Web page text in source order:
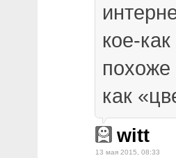
кое-
похоже
как
witt
13 мая 2015, 08:33